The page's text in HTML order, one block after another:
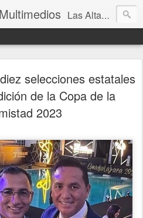
Las Altas Montañas Multimedios
selecciones estatales
de la Copa de la
2023